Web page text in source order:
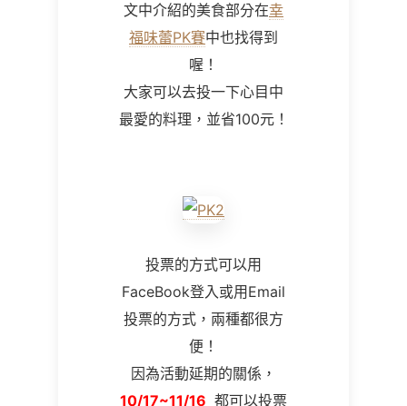
文中介紹的美食部分在幸
福味蕾PK賽中也找得到
喔！
大家可以去投一下心目中
最愛的料理，並省100元！
投票的方式可以用
FaceBook登入或用Email
投票的方式，兩種都很方
便！
因為活動延期的關係，
10/17~11/16 都可以投票